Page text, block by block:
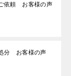
依頼 お客様の声
分 お客様の声